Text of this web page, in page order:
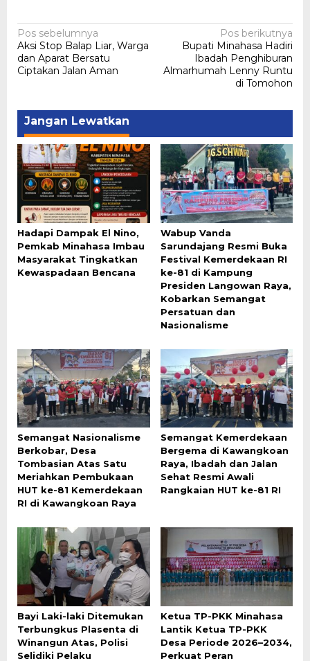
Navigasi
pos
Pos sebelumnya
Aksi Stop Balap Liar, Warga
dan Aparat Bersatu
Ciptakan Jalan Aman
Pos berikutnya
Bupati Minahasa Hadiri
Ibadah Penghiburan
Almarhumah Lenny Runtu
di Tomohon
Jangan Lewatkan
Hadapi Dampak El Nino,
Pemkab Minahasa Imbau
Masyarakat Tingkatkan
Kewaspadaan Bencana
Wabup Vanda
Sarundajang Resmi Buka
Festival Kemerdekaan RI
ke-81 di Kampung
Presiden Langowan Raya,
Kobarkan Semangat
Persatuan dan
Nasionalisme
Semangat Nasionalisme
Berkobar, Desa
Tombasian Atas Satu
Meriahkan Pembukaan
HUT ke-81 Kemerdekaan
RI di Kawangkoan Raya
Semangat Kemerdekaan
Bergema di Kawangkoan
Raya, Ibadah dan Jalan
Sehat Resmi Awali
Rangkaian HUT ke-81 RI
Bayi Laki-laki Ditemukan
Terbungkus Plasenta di
Winangun Atas, Polisi
Selidiki Pelaku
Ketua TP-PKK Minahasa
Lantik Ketua TP-PKK
Desa Periode 2026–2034,
Perkuat Peran